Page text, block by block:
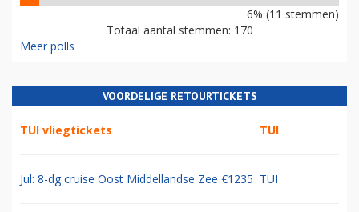
6% (11 stemmen)
Totaal aantal stemmen: 170
Meer polls
VOORDELIGE RETOURTICKETS
TUI vliegtickets TUI
Jul: 8-dg cruise Oost Middellandse Zee €1235 TUI